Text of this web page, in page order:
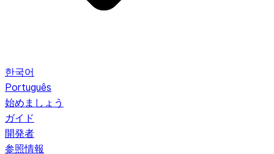
한국어
Português
始めましょう
ガイド
開発者
参照情報